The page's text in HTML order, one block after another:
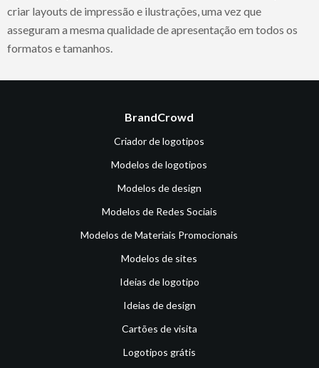
criar layouts de impressão e ilustrações, uma vez que
asseguram a mesma qualidade de apresentação em todos os
formatos e tamanhos.
BrandCrowd
Criador de logotipos
Modelos de logotipos
Modelos de design
Modelos de Redes Sociais
Modelos de Materiais Promocionais
Modelos de sites
Ideias de logotipo
Ideias de design
Cartões de visita
Logotipos grátis